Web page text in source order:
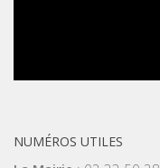
NUMÉROS UTILES